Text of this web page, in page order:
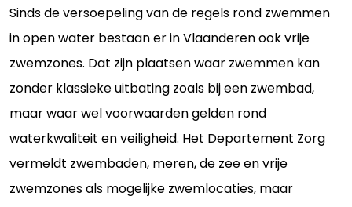
Sinds de versoepeling van de regels rond zwemmen
in open water bestaan er in Vlaanderen ook vrije
zwemzones. Dat zijn plaatsen waar zwemmen kan
zonder klassieke uitbating zoals bij een zwembad,
maar waar wel voorwaarden gelden rond
waterkwaliteit en veiligheid. Het Departement Zorg
vermeldt zwembaden, meren, de zee en vrije
zwemzones als mogelijke zwemlocaties, maar